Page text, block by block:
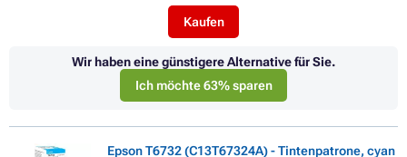
Kaufen
Wir haben eine günstigere Alternative für Sie.
Ich möchte 63% sparen
Epson T6732 (C13T67324A) - Tintenpatrone, cyan